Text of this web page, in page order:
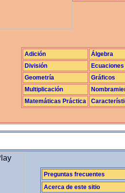
Adición
Álgebra
División
Ecuaciones
Geometría
Gráficos
Multiplicación
Matemáticas Práctica
Preguntas frecuentes
Acerca de este sitio